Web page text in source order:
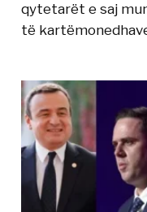
qytetarët e saj
të